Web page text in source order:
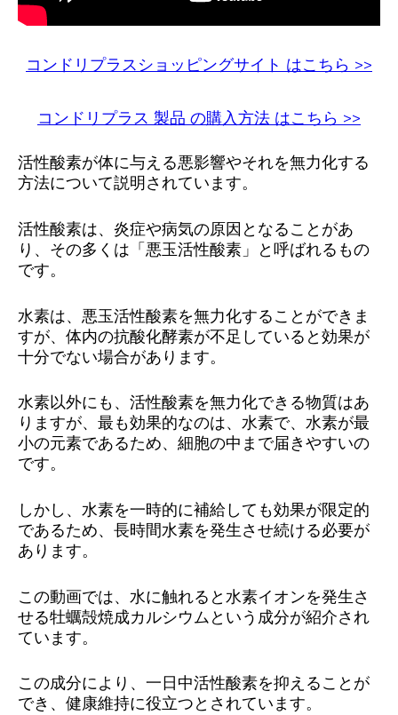
コンドリプラスショッピングサイト はこちら >>
コンドリプラス 製品 の購入方法 はこちら >>
活性酸素が体に与える悪影響やそれを無力化する
方法について説明されています。
活性酸素は、炎症や病気の原因となることがあ
り、その多くは「悪玉活性酸素」と呼ばれるもの
です。
水素は、悪玉活性酸素を無力化することができま
すが、体内の抗酸化酵素が不足していると効果が
十分でない場合があります。
水素以外にも、活性酸素を無力化できる物質はあ
りますが、最も効果的なのは、水素で、水素が最
小の元素であるため、細胞の中まで届きやすいの
です。
しかし、水素を一時的に補給しても効果が限定的
であるため、長時間水素を発生させ続ける必要が
あります。
この動画では、水に触れると水素イオンを発生さ
せる牡蠣殻焼成カルシウムという成分が紹介され
ています。
この成分により、一日中活性酸素を抑えることが
でき、健康維持に役立つとされています。